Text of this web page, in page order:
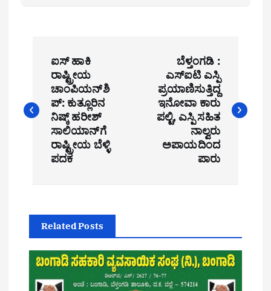
s
t
g
ಐಸ್ ಹಾಕಿ
ರಾಷ್ಟ್ರೀಯ
ಚಾಂಪಿಯನ್‌ಶಿ
ಪ್: ಕುತ್ಲೂರಿನ
ನಿಷ್ಕ್ ಹರೀಶ್
ಸಾಲಿಯಾನ್‌ಗೆ
ರಾಷ್ಟ್ರೀಯ ಬೆಳ್ಳಿ
ಪದಕ
ಬೆಳ್ತಂಗಡಿ :
ಎಸ್ಐಟಿ ಎಸ್ಪಿ
ಪ್ರಯಾಣಿಸುತ್ತಿದ್ದ
ಇನೋವಾ ಕಾರು
ಪಲ್ಟಿ, ಎಸ್ಪಿ ಸಹಿತ
ನಾಲ್ವರು
ಅಪಾಯದಿಂದ
ಪಾರು
Related Posts